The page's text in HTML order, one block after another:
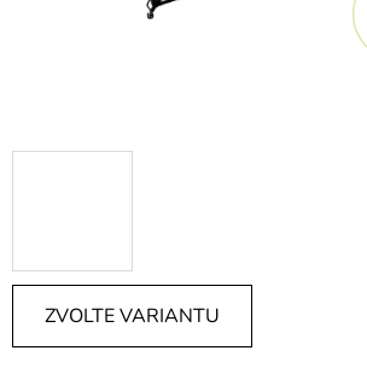
ZVOLTE VARIANTU